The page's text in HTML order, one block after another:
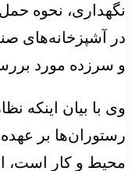
نگهداری، نحوه
در آشپزخانه‌های
و سرزده مورد
وی با بیان اینکه
رستوران‌ها بر
محیط و کار است،